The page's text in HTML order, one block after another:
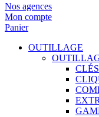
Nos agences
Mon compte
Panier
OUTILLAGE
CLÉS